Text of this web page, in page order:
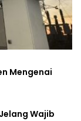
Mengenai
Wajib